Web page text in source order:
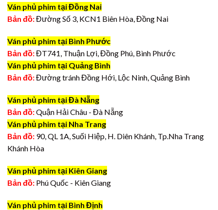
Ván phủ phim tại Đồng Nai
Bản đồ:Đường Số 3, KCN1 Biên Hòa, Đồng Nai
Ván phủ phim tại Bình Phước
Bản đồ:ĐT741, Thuận Lợi, Đồng Phú, Bình Phước
Ván phủ phim tại Quảng Bình
Bản đồ:Đường tránh Đồng Hới, Lộc Ninh, Quảng Bình
Ván phủ phim tại Đà Nẵng
Bản đồ:Quận Hải Châu - Đà Nẵng
Ván phủ phim tại Nha Trang
Bản đồ: 90, QL 1A, Suối Hiệp, H. Diên Khánh, Tp.Nha Trang
Khánh Hòa
Ván phủ phim tại Kiên Giang
Bản đồ: Phú Quốc - Kiên Giang
Ván phủ phim tại Bình Định